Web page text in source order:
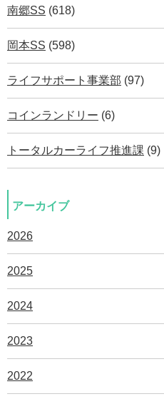
南郷SS (618)
岡本SS (598)
ライフサポート事業部 (97)
コインランドリー (6)
トータルカーライフ推進課 (9)
アーカイブ
2026
2025
2024
2023
2022